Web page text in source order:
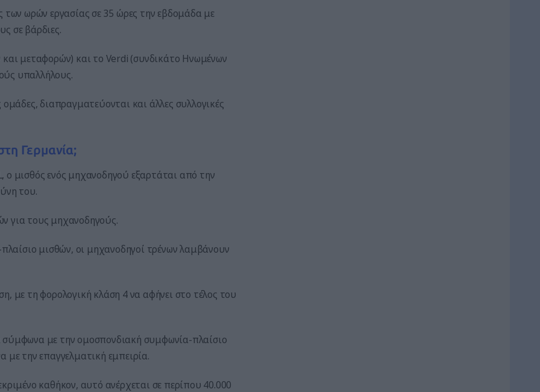
των ωρών εργασίας σε 35 ώρες την εβδομάδα με
σε βάρδιες.
μεταφορών) και το Verdi (συνδικάτο Ηνωμένων
υπαλλήλους.
διαπραγματεύονται και άλλες συλλογικές
Γερμανία;
μισθός ενός μηχανοδηγού εξαρτάται από την
του.
για τους μηχανοδηγούς.
μισθών, οι μηχανοδηγοί τρένων λαμβάνουν
με τη φορολογική κλάση 4 να αφήνει στο τέλος του
σύμφωνα με την ομοσπονδιακή συμφωνία-πλαίσιο
την επαγγελματική εμπειρία.
καθήκον, αυτό ανέρχεται σε περίπου 40.000